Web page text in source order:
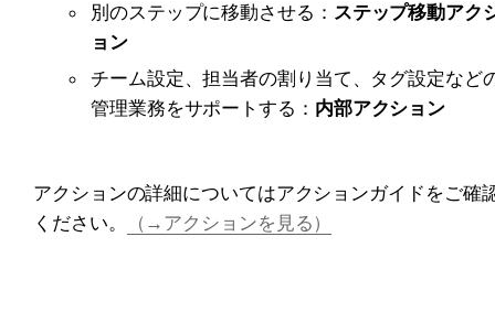
別のステップに移動させる： ステップ移動アク
ョン
チーム設定、担当者の割り当て、タグ設定など
管理業務をサポートする： 内部アクション
アクションの詳細についてはアクションガイドをご確
ください。
（→アクションを見る）